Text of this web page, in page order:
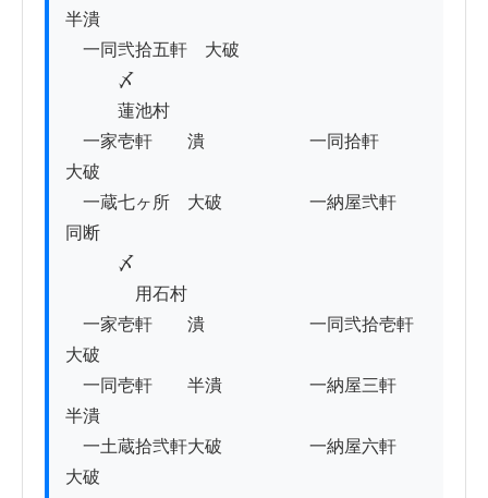
半潰
一同弐拾五軒　大破
〆
蓮池村
一家壱軒　　潰　　　　　　一同拾軒
大破
一蔵七ヶ所　大破　　　　　一納屋弐軒
同断
〆
用石村
一家壱軒　　潰　　　　　　一同弐拾壱軒
大破
一同壱軒　　半潰　　　　　一納屋三軒
半潰
一土蔵拾弐軒大破　　　　　一納屋六軒
大破